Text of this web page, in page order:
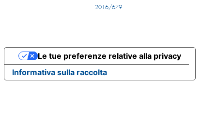
2016/679
Informativa sulla raccolta
Le tue preferenze relative alla privacy